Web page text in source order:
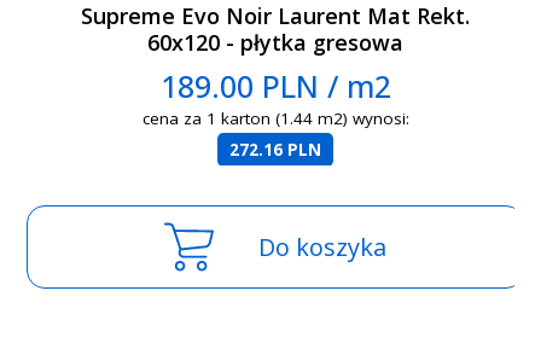
Supreme Evo Noir Laurent Mat Rekt.
60x120 - płytka gresowa
189.00 PLN / m2
cena za 1 karton (1.44 m2) wynosi:
272.16 PLN
Do koszyka